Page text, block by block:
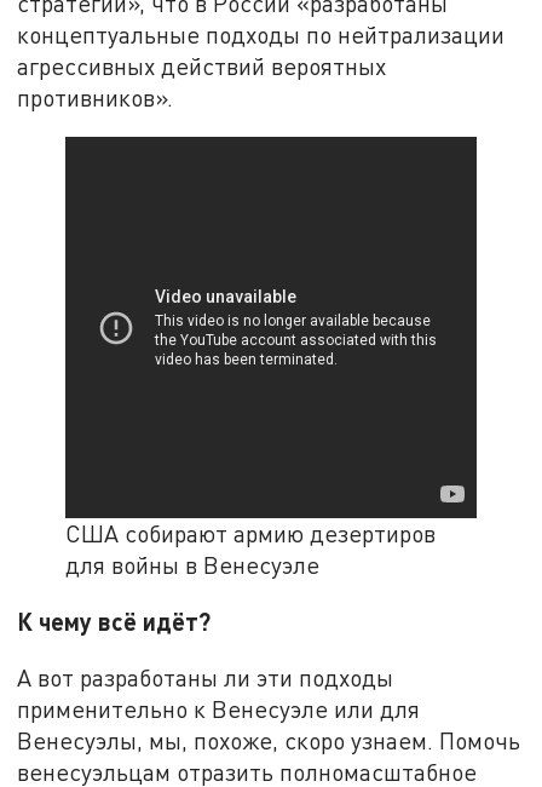
концептуальные подходы по нейтрализации
агрессивных действий вероятных
противников».
США собирают армию дезертиров
для войны в Венесуэле
К чему всё идёт?
А вот разработаны ли эти подходы
применительно к Венесуэле или для
Венесуэлы, мы, похоже, скоро узнаем. Помочь
венесуэльцам отразить полномасштабное